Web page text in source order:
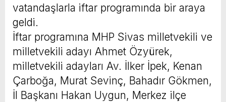
vatandaşlarla iftar programında bir araya
geldi.
İftar programına MHP Sivas milletvekili ve
milletvekili adayı Ahmet Özyürek,
milletvekili adayları Av. İlker İpek, Kenan
Çarboğa, Murat Sevinç, Bahadır Gökmen,
İl Başkanı Hakan Uygun, Merkez ilçe